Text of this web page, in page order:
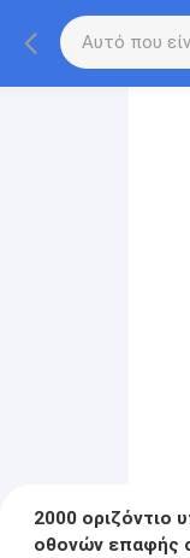
2000 οριζόντιο
οθονών επαφής